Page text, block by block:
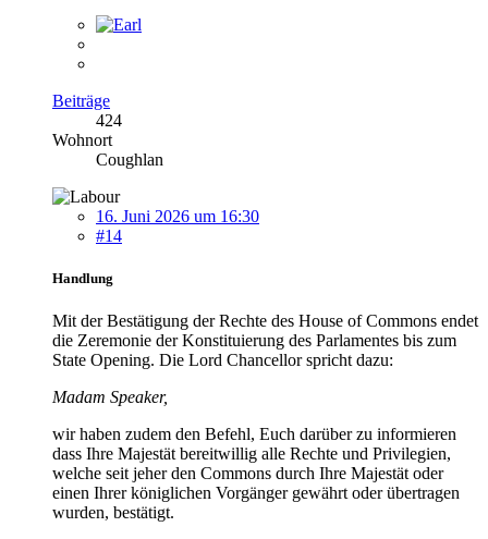
Beiträge
424
Wohnort
Coughlan
16. Juni 2026 um 16:30
#14
Handlung
Mit der Bestätigung der Rechte des House of Commons endet
die Zeremonie der Konstituierung des Parlamentes bis zum
State Opening. Die Lord Chancellor spricht dazu:
Madam Speaker,
wir haben zudem den Befehl, Euch darüber zu informieren
dass Ihre Majestät bereitwillig alle Rechte und Privilegien,
welche seit jeher den Commons durch Ihre Majestät oder
einen Ihrer königlichen Vorgänger gewährt oder übertragen
wurden, bestätigt.